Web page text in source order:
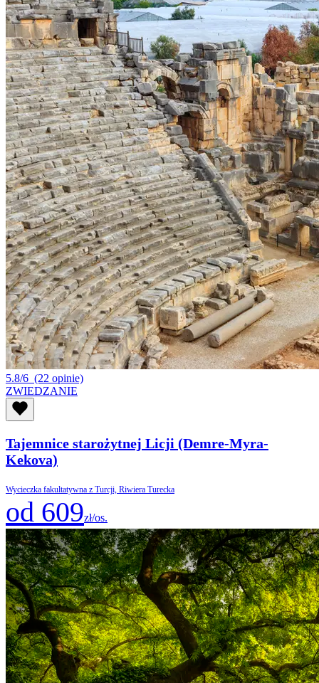
5.8/6 (22 opinie)
ZWIEDZANIE
Tajemnice starożytnej Licji (Demre-Myra-
Kekova)
Wycieczka fakultatywna z Turcji, Riwiera Turecka
od 609zł/os.